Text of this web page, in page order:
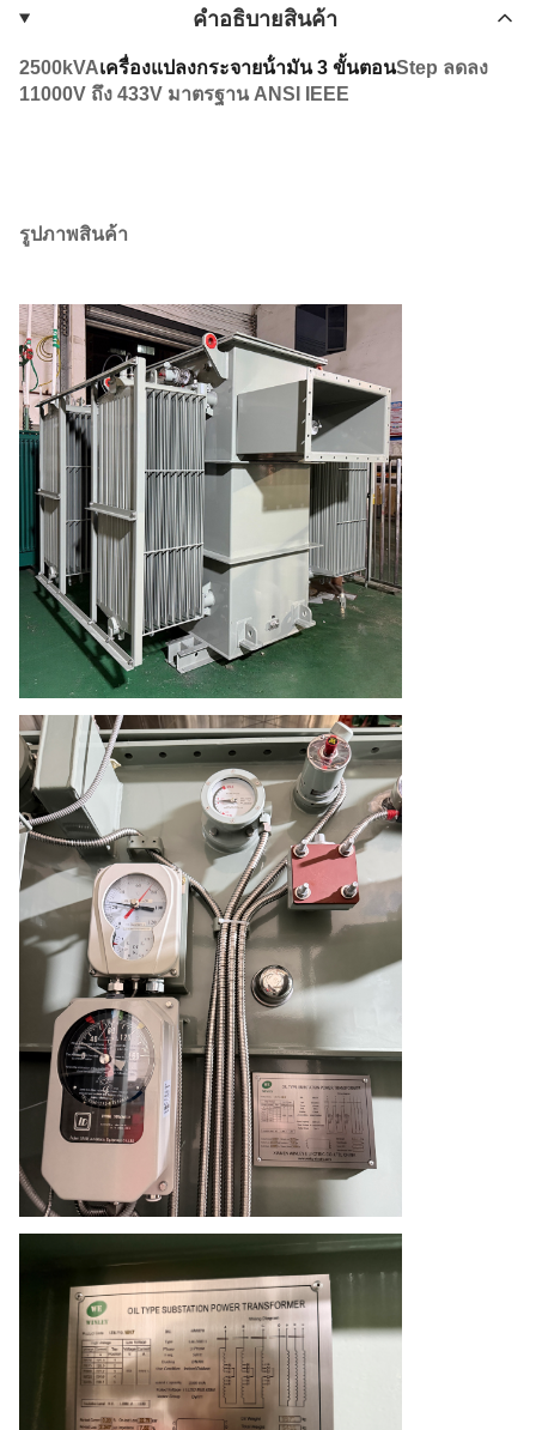
คําอธิบายสินค้า
2500kVAเครื่องแปลงกระจายน้ํามัน 3 ขั้นตอนStep ลดลง
11000V ถึง 433V มาตรฐาน ANSI IEEE
รูปภาพสินค้า